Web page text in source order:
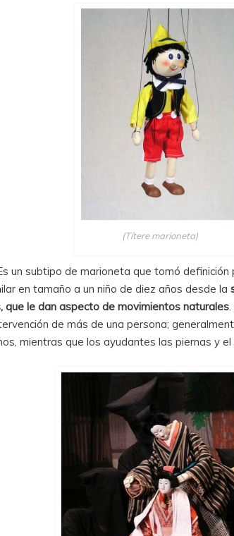
(Títere marioneta)
un subtipo de marioneta que tomó definición
en tamaño a un niño de diez años desde la
que le dan aspecto de movimientos naturales
de más de una persona;
mientras que los ayudantes las piernas y